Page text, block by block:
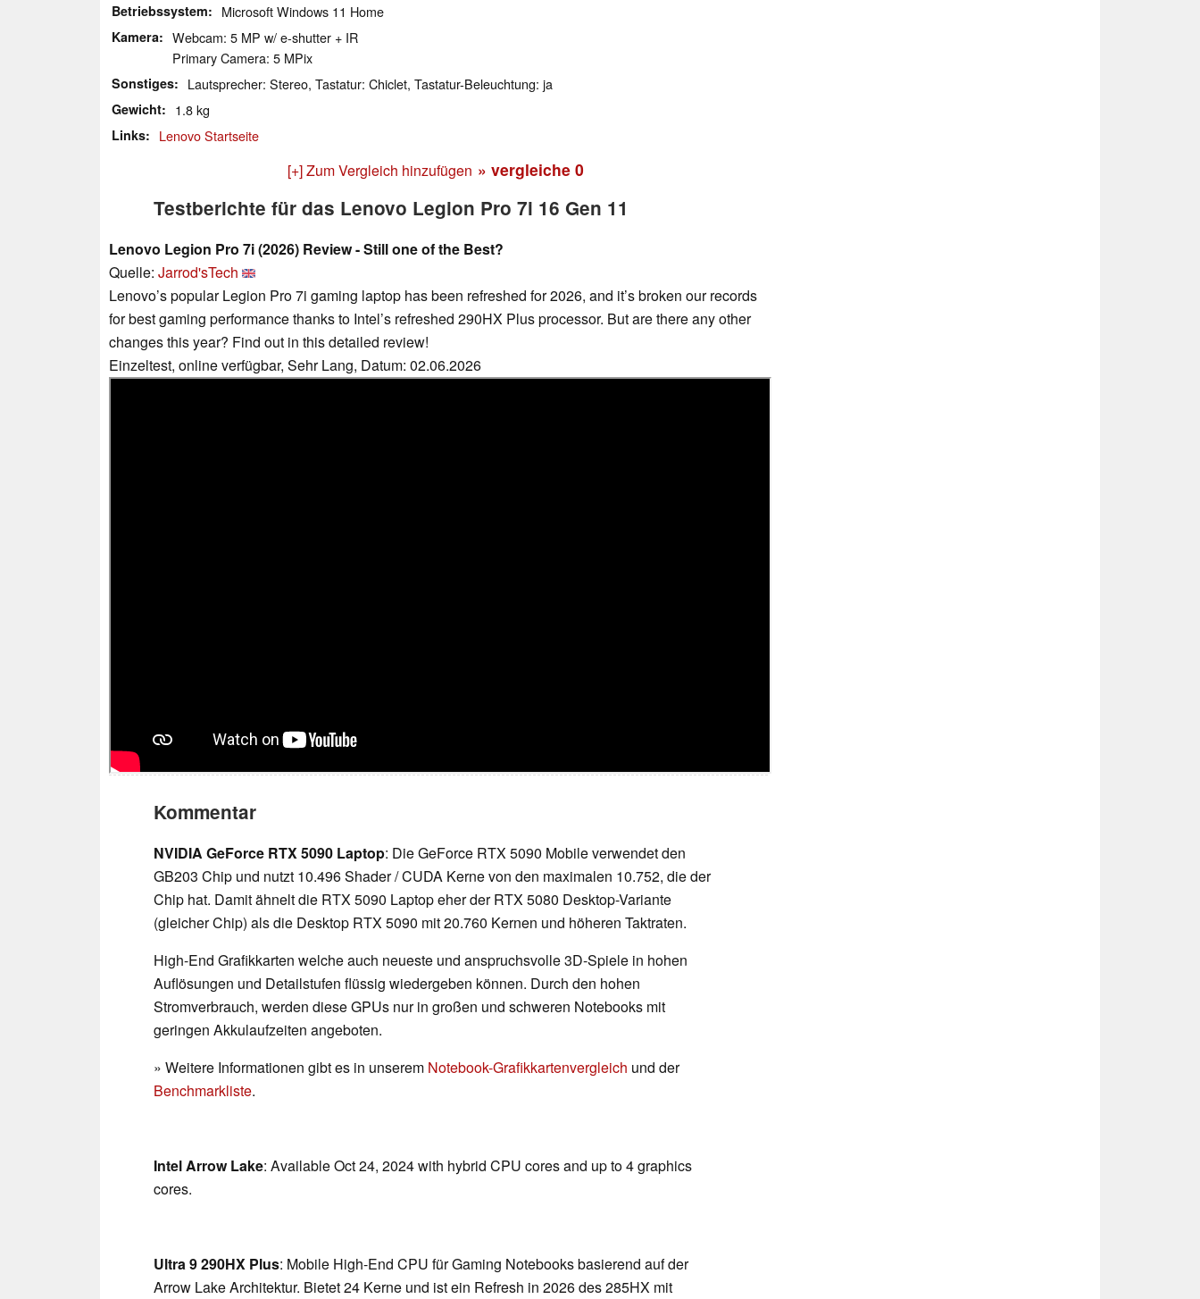
Betriebssystem Microsoft Windows 11 Home
Kamera
Webcam: 5 MP w/ e-shutter + IR
Primary Camera: 5 MPix
Sonstiges Lautsprecher: Stereo, Tastatur: Chiclet, Tastatur-Beleuchtung: ja
Gewicht 1.8 kg
Links Lenovo Startseite
[+] Zum Vergleich hinzufügen » vergleiche 0
Testberichte für das Lenovo Legion Pro 7i 16 Gen 11
Lenovo Legion Pro 7i (2026) Review - Still one of the Best?
Quelle: Jarrod'sTech
Lenovo’s popular Legion Pro 7i gaming laptop has been refreshed for 2026, and it’s broken our records
for best gaming performance thanks to Intel’s refreshed 290HX Plus processor. But are there any other
changes this year? Find out in this detailed review!
Einzeltest, online verfügbar, Sehr Lang, Datum: 02.06.2026
Kommentar
NVIDIA GeForce RTX 5090 Laptop: Die GeForce RTX 5090 Mobile verwendet den
GB203 Chip und nutzt 10.496 Shader / CUDA Kerne von den maximalen 10.752, die der
Chip hat. Damit ähnelt die RTX 5090 Laptop eher der RTX 5080 Desktop-Variante
(gleicher Chip) als die Desktop RTX 5090 mit 20.760 Kernen und höheren Taktraten.
High-End Grafikkarten welche auch neueste und anspruchsvolle 3D-Spiele in hohen
Auflösungen und Detailstufen flüssig wiedergeben können. Durch den hohen
Stromverbrauch, werden diese GPUs nur in großen und schweren Notebooks mit
geringen Akkulaufzeiten angeboten.
» Weitere Informationen gibt es in unserem Notebook-Grafikkartenvergleich und der
Benchmarkliste.
Intel Arrow Lake: Available Oct 24, 2024 with hybrid CPU cores and up to 4 graphics
cores.
Ultra 9 290HX Plus: Mobile High-End CPU für Gaming Notebooks basierend auf der
Arrow Lake Architektur. Bietet 24 Kerne und ist ein Refresh in 2026 des 285HX mit